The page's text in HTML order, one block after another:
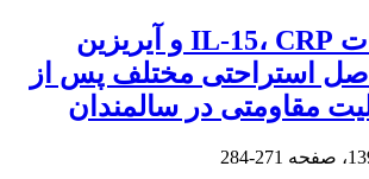
بررسی تغییرات IL-15، CRP و آیریزین
استراحتی مختلف پس از
مقاومتی در سالمندان
271-284